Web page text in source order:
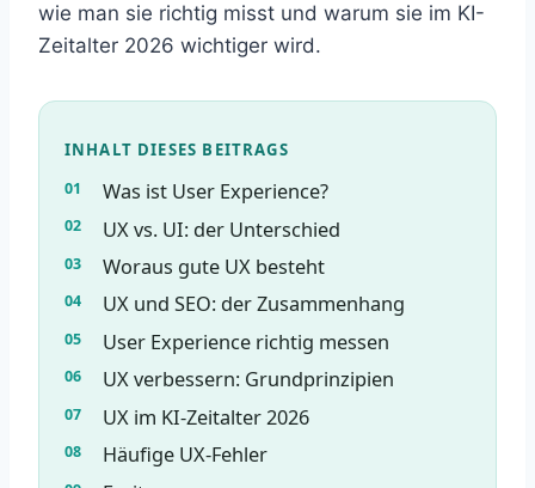
wie man sie richtig misst und warum sie im KI-
Zeitalter 2026 wichtiger wird.
INHALT DIESES BEITRAGS
Was ist User Experience?
UX vs. UI: der Unterschied
Woraus gute UX besteht
UX und SEO: der Zusammenhang
User Experience richtig messen
UX verbessern: Grundprinzipien
UX im KI-Zeitalter 2026
Häufige UX-Fehler